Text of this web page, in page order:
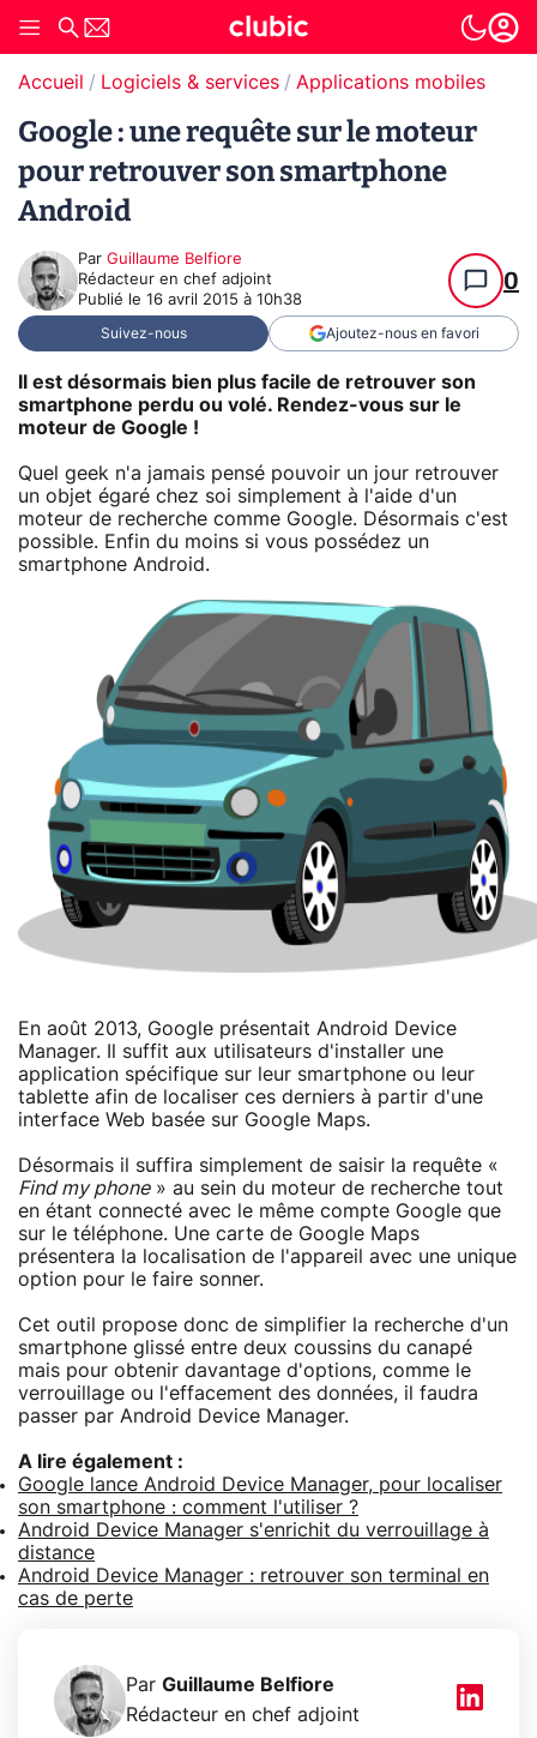
Accueil Logiciels & services Applications mobiles
Google : une requête sur le moteur
pour retrouver son smartphone
Android
Par Guillaume Belfiore
Rédacteur en chef adjoint
Publié le 16 avril 2015 à 10h38
0
Suivez-nous Ajoutez-nous en favori
Il est désormais bien plus facile de retrouver son
smartphone perdu ou volé. Rendez-vous sur le
moteur de Google !
Quel geek n'a jamais pensé pouvoir un jour retrouver
un objet égaré chez soi simplement à l'aide d'un
moteur de recherche comme Google. Désormais c'est
possible. Enfin du moins si vous possédez un
smartphone Android.
En août 2013, Google présentait Android Device
Manager. Il suffit aux utilisateurs d'installer une
application spécifique sur leur smartphone ou leur
tablette afin de localiser ces derniers à partir d'une
interface Web basée sur Google Maps.
Désormais il suffira simplement de saisir la requête «
Find my phone» au sein du moteur de recherche tout
en étant connecté avec le même compte Google que
sur le téléphone. Une carte de Google Maps
présentera la localisation de l'appareil avec une unique
option pour le faire sonner.
Cet outil propose donc de simplifier la recherche d'un
smartphone glissé entre deux coussins du canapé
mais pour obtenir davantage d'options, comme le
verrouillage ou l'effacement des données, il faudra
passer par Android Device Manager.
A lire également :
Google lance Android Device Manager, pour localiser
son smartphone : comment l'utiliser ?
Android Device Manager s'enrichit du verrouillage à
distance
Android Device Manager : retrouver son terminal en
cas de perte
Par Guillaume Belfiore
Rédacteur en chef adjoint